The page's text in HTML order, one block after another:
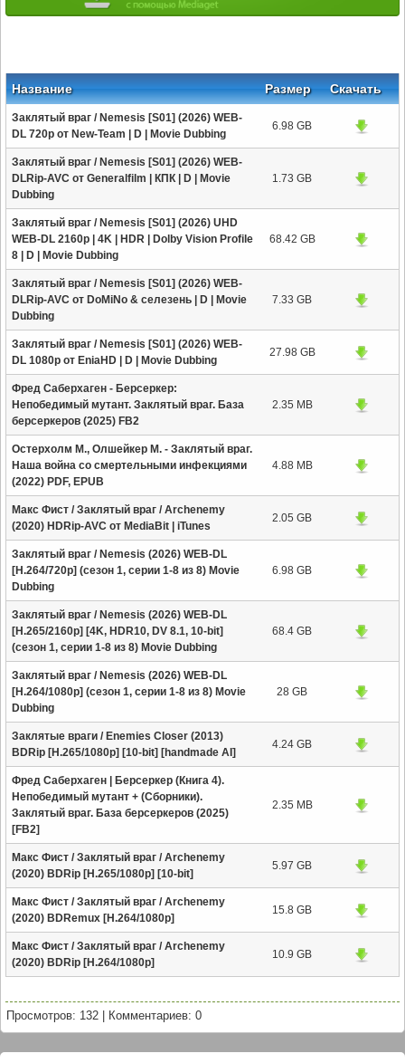
Название Размер Скачать
Заклятый враг / Nemesis [S01] (2026) WEB-
DL 720p от New-Team | D | Movie Dubbing
6.98 GB
Заклятый враг / Nemesis [S01] (2026) WEB-
DLRip-AVC от Generalfilm | КПК | D | Movie
Dubbing
1.73 GB
Заклятый враг / Nemesis [S01] (2026) UHD
WEB-DL 2160p | 4K | HDR | Dolby Vision Profile
8 | D | Movie Dubbing
68.42 GB
Заклятый враг / Nemesis [S01] (2026) WEB-
DLRip-AVC от DoMiNo & селезень | D | Movie
Dubbing
7.33 GB
Заклятый враг / Nemesis [S01] (2026) WEB-
DL 1080p от EniaHD | D | Movie Dubbing
27.98 GB
Фред Саберхаген - Берсеркер:
Непобедимый мутант. Заклятый враг. База
берсеркеров (2025) FB2
2.35 MB
Остерхолм М., Олшейкер М. - Заклятый враг.
Наша война со смертельными инфекциями
(2022) PDF, EPUB
4.88 MB
Макс Фист / Заклятый враг / Archenemy
(2020) HDRip-AVC от MediaBit | iTunes
2.05 GB
Заклятый враг / Nemesis (2026) WEB-DL
[H.264/720p] (сезон 1, серии 1-8 из 8) Movie
Dubbing
6.98 GB
Заклятый враг / Nemesis (2026) WEB-DL
[H.265/2160p] [4K, HDR10, DV 8.1, 10-bit]
(сезон 1, серии 1-8 из 8) Movie Dubbing
68.4 GB
Заклятый враг / Nemesis (2026) WEB-DL
[H.264/1080p] (сезон 1, серии 1-8 из 8) Movie
Dubbing
28 GB
Заклятые враги / Enemies Closer (2013)
BDRip [H.265/1080p] [10-bit] [handmade AI]
4.24 GB
Фред Саберхаген | Берсеркер (Книга 4).
Непобедимый мутант + (Сборники).
Заклятый враг. База берсеркеров (2025)
[FB2]
2.35 MB
Макс Фист / Заклятый враг / Archenemy
(2020) BDRip [H.265/1080p] [10-bit]
5.97 GB
Макс Фист / Заклятый враг / Archenemy
(2020) BDRemux [H.264/1080p]
15.8 GB
Макс Фист / Заклятый враг / Archenemy
(2020) BDRip [H.264/1080p]
10.9 GB
Просмотров: 132 Комментариев: 0